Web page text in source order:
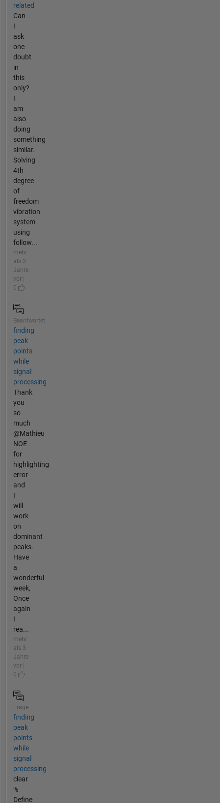
related
Can
I
ask
one
doubt
in
this
only?
I
am
also
doing
something
similar.
Solving
4th
degree
of
freedom
vibration
system
using
follow...
mehr
als 3
Jahre
vor |
0
Beantwortet
finding
peak
points
while
signal
processing
Thank
you
so
much
@Mathieu
NOE
for
highlighting
error
and
I
will
work
on
dominant
peaks.
Have
a
wonderful
week,
Once
again
I
rea...
mehr
als 3
Jahre
vor |
0
Frage
finding
peak
points
while
signal
processing
clear
%
Define